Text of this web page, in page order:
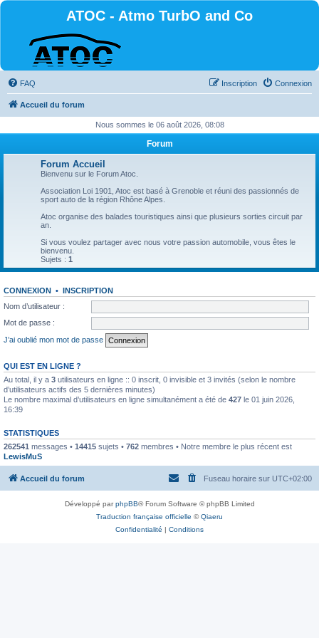
ATOC - Atmo TurbO and Co
FAQ Connexion
Inscription
Accueil du forum
Nous sommes le 06 août 2026, 08:08
Forum
Forum Accueil
Bienvenu sur le Forum Atoc.
Association Loi 1901, Atoc est basé à Grenoble et réuni des passionnés de
sport auto de la région Rhône Alpes.
Atoc organise des balades touristiques ainsi que plusieurs sorties circuit par
an.
Si vous voulez partager avec nous votre passion automobile, vous êtes le
bienvenu.
Sujets : 1
CONNEXION • INSCRIPTION
Nom d’utilisateur :
Mot de passe :
J’ai oublié mon mot de passe
QUI EST EN LIGNE ?
Au total, il y a 3 utilisateurs en ligne :: 0 inscrit, 0 invisible et 3 invités (selon le nombre
d’utilisateurs actifs des 5 dernières minutes)
Le nombre maximal d’utilisateurs en ligne simultanément a été de 427 le 01 juin 2026,
16:39
STATISTIQUES
262541 messages • 14415 sujets • 762 membres • Notre membre le plus récent est
LewisMuS
Accueil du forum Fuseau horaire sur UTC+02:00
Développé parphpBB® Forum Software © phpBB Limited
Traduction française officielle ©Qiaeru
Confidentialité | Conditions